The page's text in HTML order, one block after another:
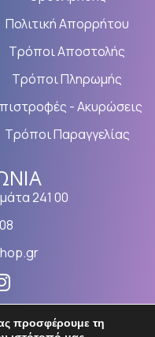
Πολιτική Απορρήτου
Τρόποι Αποστολής
Τρόποι Πληρωμής
- Ακυρώσεις
Τρόποι Παραγγελίας
241 00
προσφέρουμε τη